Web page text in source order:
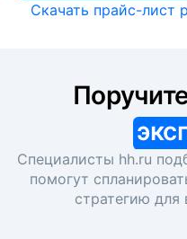
Скачать прайс-лист
Специалисты hh.ru
помогут
стратегию для